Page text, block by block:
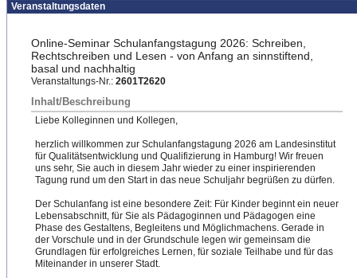
Veranstaltungsdaten
Online-Seminar Schulanfangstagung 2026: Schreiben,
Rechtschreiben und Lesen - von Anfang an sinnstiftend,
basal und nachhaltig
Veranstaltungs-Nr.: 2601T2620
Inhalt/Beschreibung
Liebe Kolleginnen und Kollegen,
herzlich willkommen zur Schulanfangstagung 2026 am Landesinstitut
für Qualitätsentwicklung und Qualifizierung in Hamburg! Wir freuen
uns sehr, Sie auch in diesem Jahr wieder zu einer inspirierenden
Tagung rund um den Start in das neue Schuljahr begrüßen zu dürfen.
Der Schulanfang ist eine besondere Zeit: Für Kinder beginnt ein neuer
Lebensabschnitt, für Sie als Pädagoginnen und Pädagogen eine
Phase des Gestaltens, Begleitens und Möglichmachens. Gerade in
der Vorschule und in der Grundschule legen wir gemeinsam die
Grundlagen für erfolgreiches Lernen, für soziale Teilhabe und für das
Miteinander in unserer Stadt.